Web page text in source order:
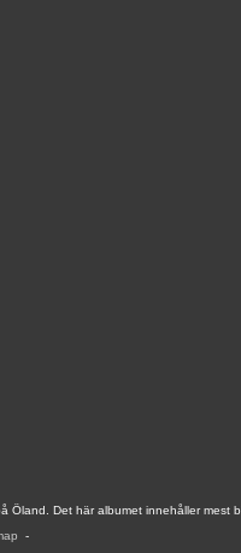
Öland. Det här albumet innehåller mest
-